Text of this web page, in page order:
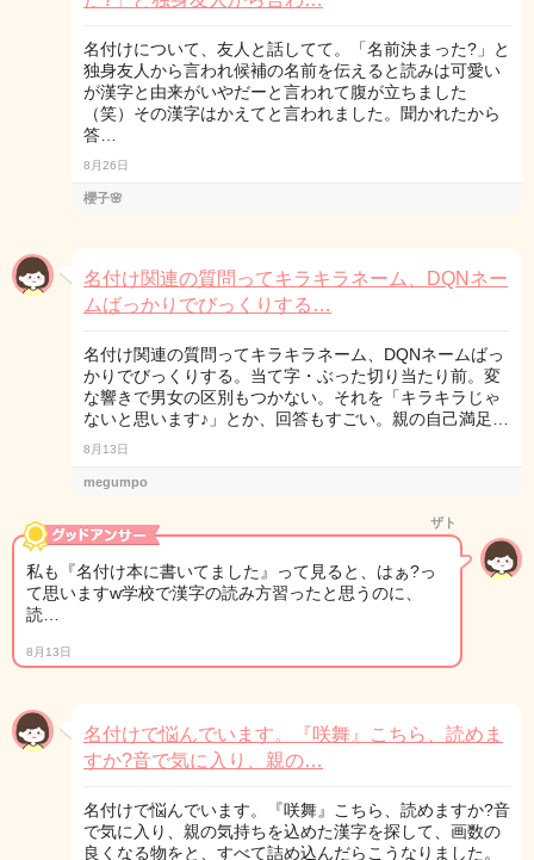
名付けについて、友人と話してて。「名前決まった?」と
独身友人から言われ候補の名前を伝えると読みは可愛い
が漢字と由来がいやだーと言われて腹が立ちました
（笑）その漢字はかえてと言われました。聞かれたから
答…
8月26日
櫻子🌸
名付け関連の質問ってキラキラネーム、DQNネー
ムばっかりでびっくりする…
名付け関連の質問ってキラキラネーム、DQNネームばっ
かりでびっくりする。当て字・ぶった切り当たり前。変
な響きで男女の区別もつかない。それを「キラキラじゃ
ないと思います♪」とか、回答もすごい。親の自己満足…
8月13日
megumpo
ザト
私も『名付け本に書いてました』って見ると、はぁ?っ
て思いますw学校で漢字の読み方習ったと思うのに、
読…
8月13日
名付けで悩んでいます。『咲舞』こちら、読めま
すか?音で気に入り、親の…
名付けで悩んでいます。『咲舞』こちら、読めますか?音
で気に入り、親の気持ちを込めた漢字を探して、画数の
良くなる物をと、すべて詰め込んだらこうなりました。